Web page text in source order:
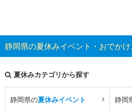
静岡県の夏休みイベント・おでか
夏休みカテゴリから探す
静岡県の夏休みイベント 静岡